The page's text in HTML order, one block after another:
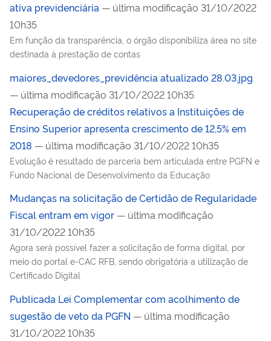
ativa previdenciária — última modificação 31/10/2022
10h35
Em função da transparência, o órgão disponibiliza área no site
destinada à prestação de contas
maiores_devedores_previdência atualizado 28.03.jpg
— última modificação 31/10/2022 10h35
Recuperação de créditos relativos a Instituições de
Ensino Superior apresenta crescimento de 12,5% em
2018 — última modificação 31/10/2022 10h35
Evolução é resultado de parceria bem articulada entre PGFN e
Fundo Nacional de Desenvolvimento da Educação
Mudanças na solicitação de Certidão de Regularidade
Fiscal entram em vigor — última modificação
31/10/2022 10h35
Agora será possível fazer a solicitação de forma digital, por
meio do portal e-CAC RFB, sendo obrigatória a utilização de
Certificado Digital
Publicada Lei Complementar com acolhimento de
sugestão de veto da PGFN — última modificação
31/10/2022 10h35